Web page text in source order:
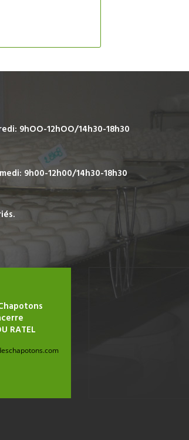
9hOO-12hOO/14h30-18h30
9h00-12h00/14h30-18h30
RATEL